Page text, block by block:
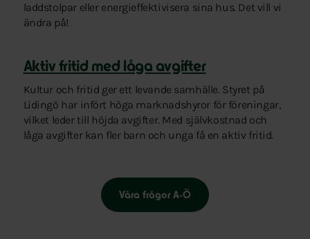
laddstolpar eller energieffektivisera sina hus. Det vill vi
ändra på!
Aktiv fritid med låga avgifter
Kultur och fritid ger ett levande samhälle. Styret på
Lidingö har infört höga marknadshyror för föreningar,
vilket leder till höjda avgifter. Med självkostnad och
låga avgifter kan fler barn och unga få en aktiv fritid.
Våra frågor A-Ö